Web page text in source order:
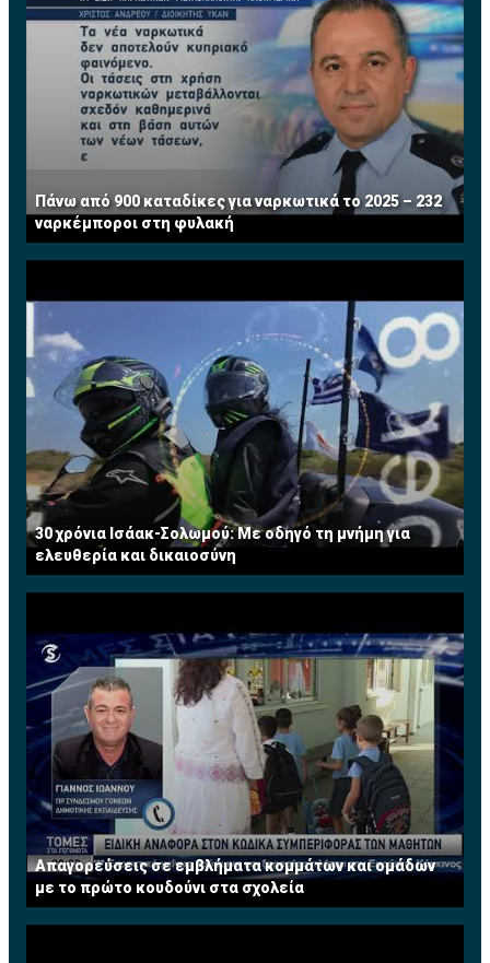
Πάνω από 900 καταδίκες για ναρκωτικά το 2025 – 232
ναρκέμποροι στη φυλακή
30 χρόνια Ισάακ-Σολωμού: Με οδηγό τη μνήμη για
ελευθερία και δικαιοσύνη
Απαγορεύσεις σε εμβλήματα κομμάτων και ομάδων
με το πρώτο κουδούνι στα σχολεία